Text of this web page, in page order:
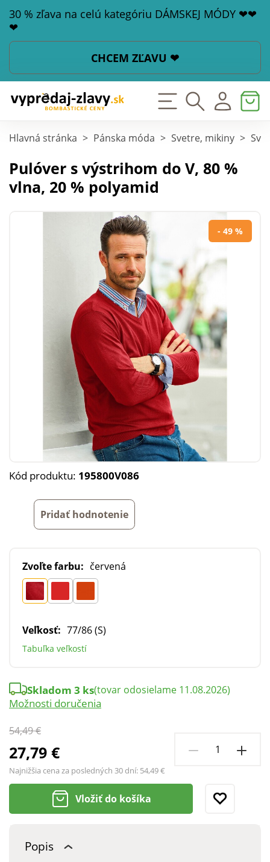
30 % zľava na celú kategóriu DÁMSKEJ MÓDY ❤❤
❤
CHCEM ZĽAVU ❤
Hlavná stránka > Pánska móda > Svetre, mikiny >
Pulóver s výstrihom do V, 80 %
vlna, 20 % polyamid
- 49 %
Kód produktu: 195800V086
Pridať hodnotenie
Zvoľte farbu: červená
Veľkosť: 77/86 (S)
Tabuľka veľkostí
54,49 €
27,79 €
Najnižšia cena za posledných 30 dní: 54,49 €
Skladom 3 ks(tovar odosielame 11.08.2026)
Možnosti doručenia
Vložiť do košíka
Popis